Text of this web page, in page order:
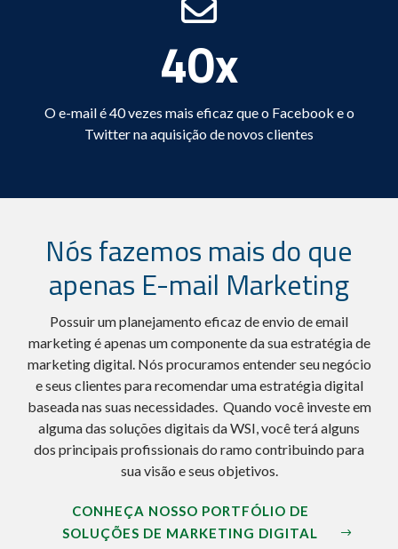
40x
O e-mail é 40 vezes mais eficaz que o Facebook e o
Twitter na aquisição de novos clientes
Nós fazemos mais do que
apenas E-mail Marketing
Possuir um planejamento eficaz de envio de email
marketing é apenas um componente da sua estratégia de
marketing digital. Nós procuramos entender seu negócio
e seus clientes para recomendar uma estratégia digital
baseada nas suas necessidades. Quando você investe em
alguma das soluções digitais da WSI, você terá alguns
dos principais profissionais do ramo contribuindo para
sua visão e seus objetivos.
CONHEÇA NOSSO PORTFÓLIO DE
SOLUÇÕES DE MARKETING DIGITAL